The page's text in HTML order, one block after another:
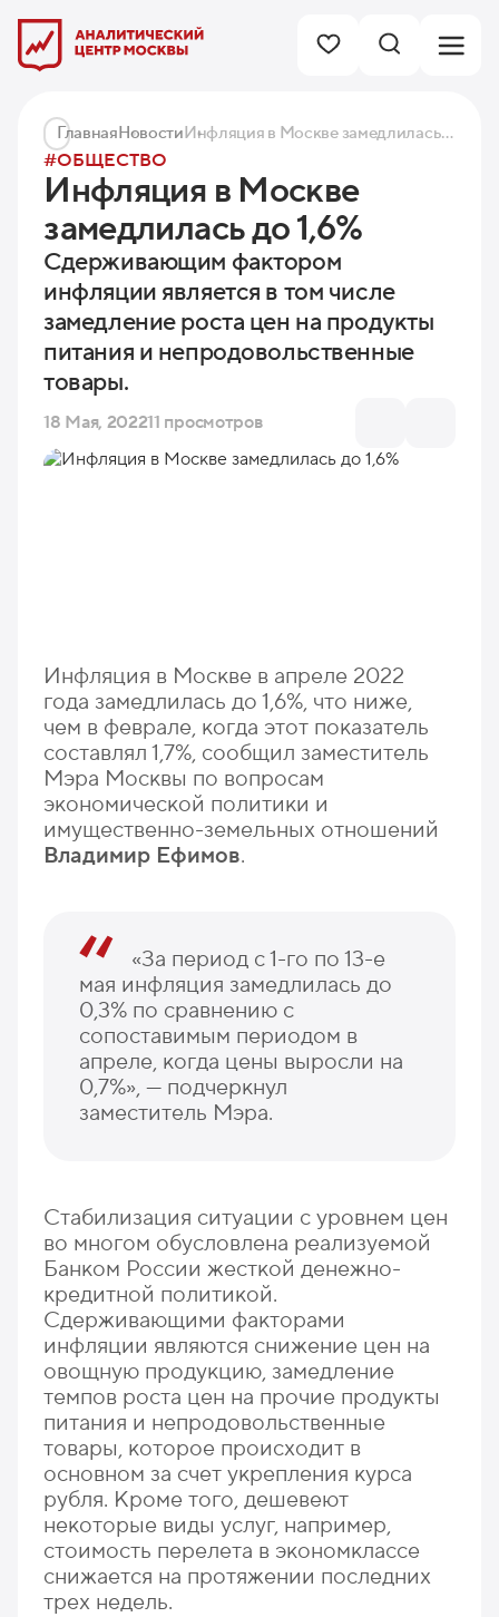
ГлавнаяНовости Инфляция в Москве замедлилась до 1,6%
#ОБЩЕСТВО
Инфляция в Москве
замедлилась до 1,6%
Сдерживающим фактором
инфляции является в том числе
замедление роста цен на продукты
питания и непродовольственные
товары.
18 Мая, 202211 просмотров
Инфляция в Москве в апреле 2022
года замедлилась до 1,6%, что ниже,
чем в феврале, когда этот показатель
составлял 1,7%, сообщил заместитель
Мэра Москвы по вопросам
экономической политики и
имущественно-земельных отношений
Владимир Ефимов.
«За период с 1-го по 13-е
мая инфляция замедлилась до
0,3% по сравнению с
сопоставимым периодом в
апреле, когда цены выросли на
0,7%», — подчеркнул
заместитель Мэра.
Стабилизация ситуации с уровнем цен
во многом обусловлена реализуемой
Банком России жесткой денежно-
кредитной политикой.
Сдерживающими факторами
инфляции являются снижение цен на
овощную продукцию, замедление
темпов роста цен на прочие продукты
питания и непродовольственные
товары, которое происходит в
основном за счет укрепления курса
рубля. Кроме того, дешевеют
некоторые виды услуг, например,
стоимость перелета в экономклассе
снижается на протяжении последних
трех недель.